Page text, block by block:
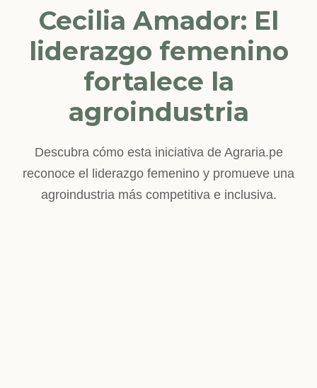
Cecilia Amador: El
liderazgo femenino
fortalece la
agroindustria
Descubra cómo esta iniciativa de Agraria.pe
reconoce el liderazgo femenino y promueve una
agroindustria más competitiva e inclusiva.